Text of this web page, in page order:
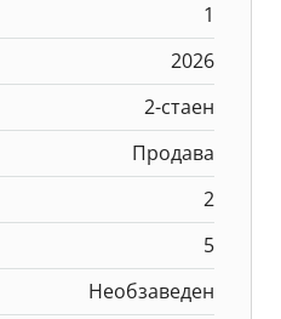
1
2026
2-стаен
Продава
2
5
Необзаведен